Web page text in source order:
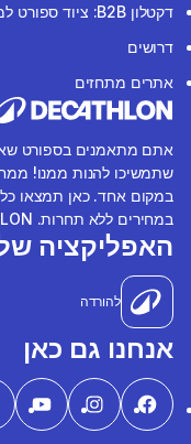
דקטלון B2B: ציוד ספורט למוסדות
דרושים
אתרים מתחזים
אתם מתאמנים בספורט
שתמשיכו להנות ממנו!
במקום אחד. כאן תמצאו כל
במחירים ללא תחרות. DECATHLON. עושים ספורט יחד!
האפליקציה
להורדה
אנחנו גם כאן